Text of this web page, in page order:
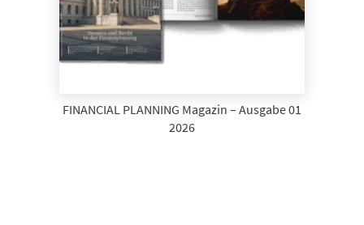
FINANCIAL PLANNING Magazin – Ausgabe 01
2026